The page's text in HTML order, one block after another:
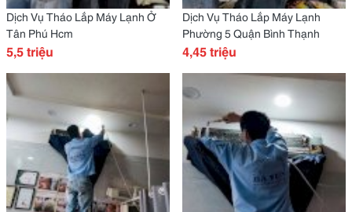
Dịch Vụ Tháo Lắp Máy Lạnh Ở
Tân Phú Hcm
5,5 triệu
Dịch Vụ Tháo Lắp Máy Lạnh
Phường 5 Quận Bình Thạnh
4,45 triệu